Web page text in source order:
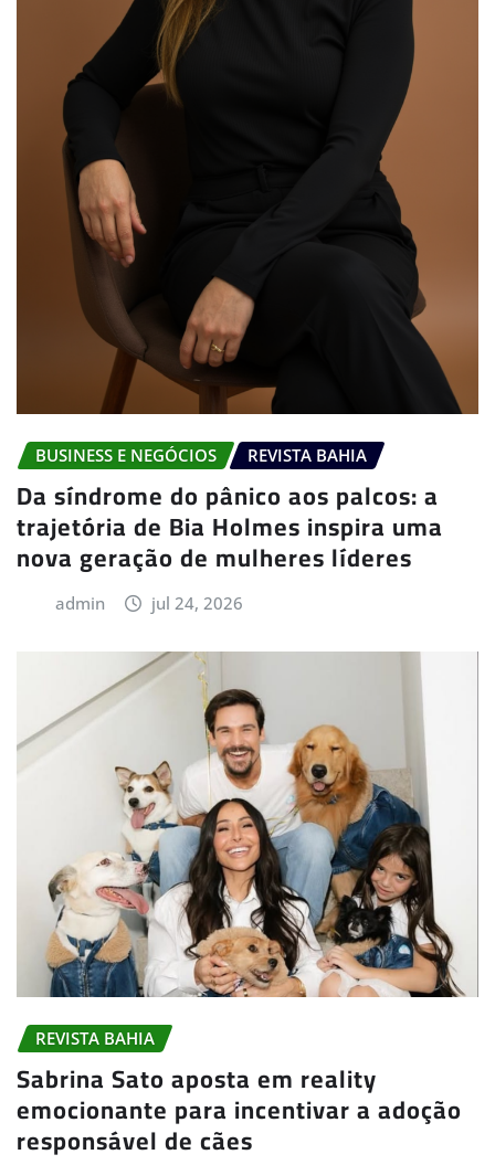
BUSINESS E NEGÓCIOS REVISTA BAHIA
Da síndrome do pânico aos palcos: a
trajetória de Bia Holmes inspira uma
nova geração de mulheres líderes
admin jul 24, 2026
REVISTA BAHIA
Sabrina Sato aposta em reality
emocionante para incentivar a adoção
responsável de cães